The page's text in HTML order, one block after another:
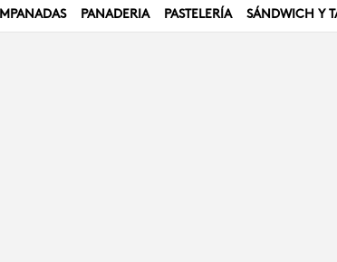
PANADERIA PASTELERÍA SÁNDWICH Y